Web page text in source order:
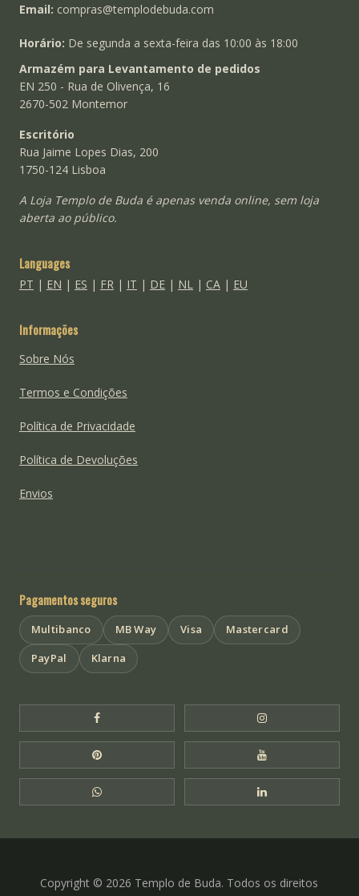
Pau Santo (1)
Email: compras@templodebuda.com
Horário: De segunda a sexta-feira das 10:00 às 18:00
Armazém para Levantamento de pedidos
EN 250 - Rua de Olivença, 16
2670-502 Montemor
Escritório
Rua Jaime Lopes Dias, 200
1750-124 Lisboa
A Loja Templo de Buda é apenas venda online, sem loja
aberta ao público.
Languages
PT | EN | ES | FR| IT | DE| NL| CA| EU
Informações
Sobre Nós
Termos e Condições
Política de Privacidade
Política de Devoluções
Envios
Pagamentos seguros
Multibanco MB Way Visa
Mastercard
PayPal
Klarna
Facebook Templo de Buda Instagram
Pinterest Templo de Buda YouTube Templo
WhatsApp Templo de Buda LinkedIn Templo
Copyright © 2026 Templo de Buda. Todos os direitos